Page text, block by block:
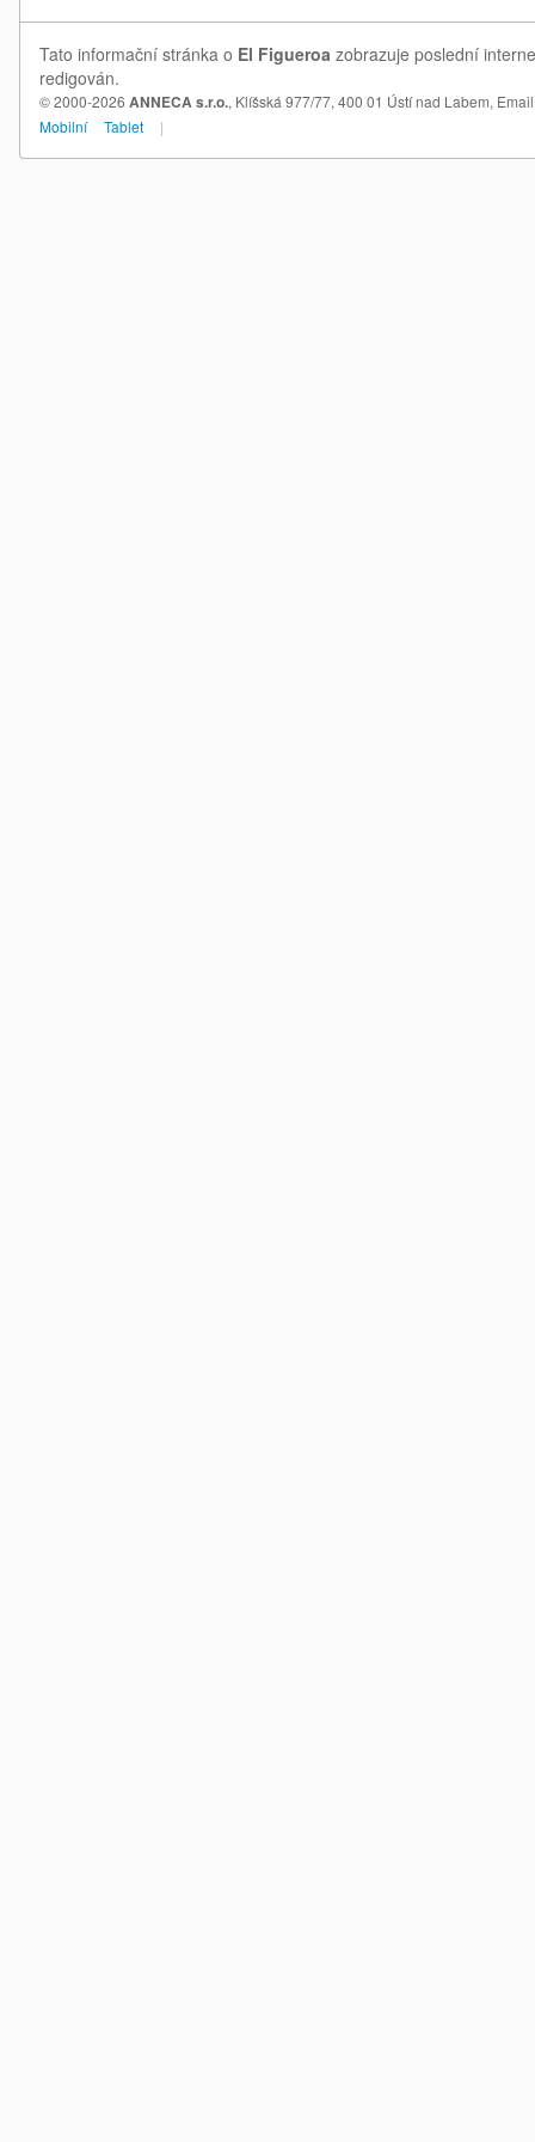
Tato informační stránka o El Figueroa zobrazuje poslední
redigován.
© 2000-2026 ANNECA s.r.o., Klíšská 977/77, 400 01 Ústí nad Labem,
Mobilní
Tablet |